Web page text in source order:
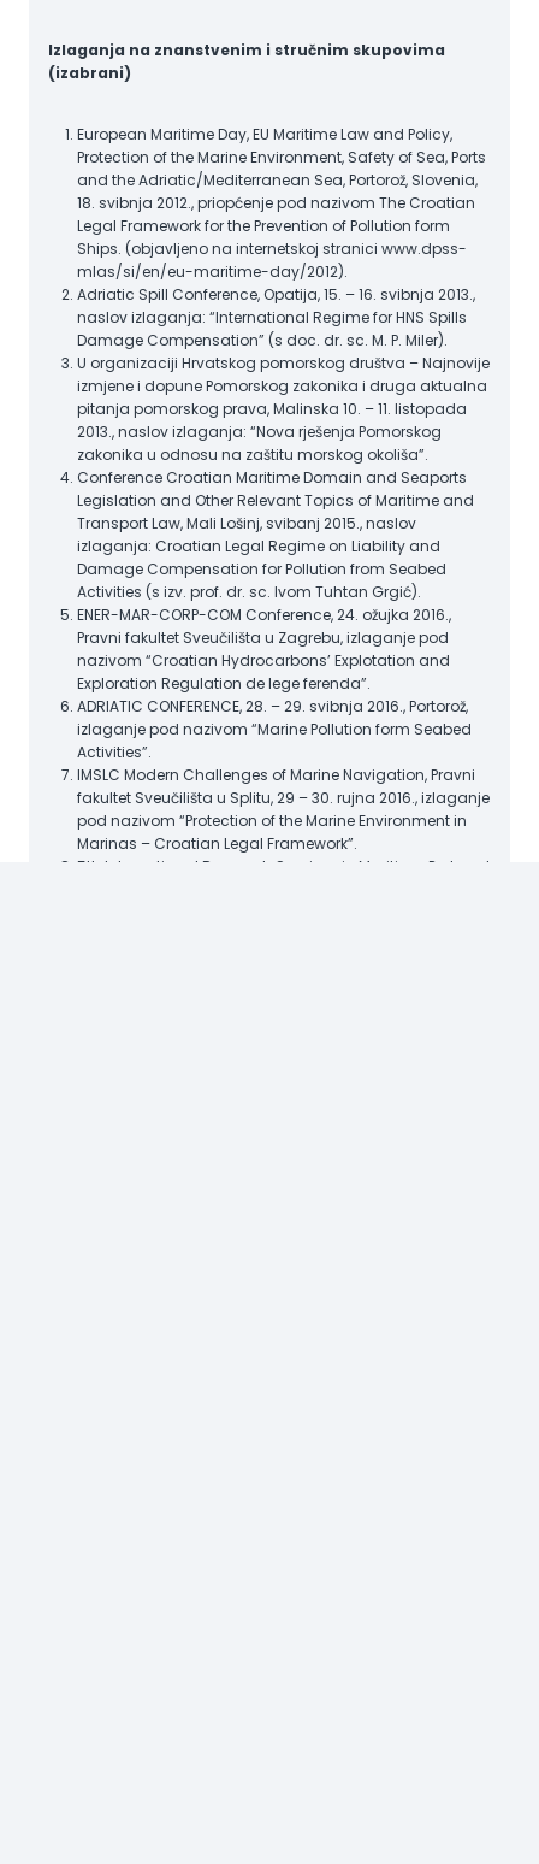
Izlaganja na znanstvenim i stručnim skupovima
(izabrani)
European Maritime Day, EU Maritime Law and Policy,
Protection of the Marine Environment, Safety of Sea, Ports
and the Adriatic/Mediterranean Sea, Portorož, Slovenia,
18. svibnja 2012., priopćenje pod nazivom The Croatian
Legal Framework for the Prevention of Pollution form
Ships. (objavljeno na internetskoj stranici www.dpss-
mlas/si/en/eu-maritime-day/2012).
Adriatic Spill Conference, Opatija, 15. – 16. svibnja 2013.,
naslov izlaganja: “International Regime for HNS Spills
Damage Compensation” (s doc. dr. sc. M. P. Miler).
U organizaciji Hrvatskog pomorskog društva – Najnovije
izmjene i dopune Pomorskog zakonika i druga aktualna
pitanja pomorskog prava, Malinska 10. – 11. listopada
2013., naslov izlaganja: “Nova rješenja Pomorskog
zakonika u odnosu na zaštitu morskog okoliša”.
Conference Croatian Maritime Domain and Seaports
Legislation and Other Relevant Topics of Maritime and
Transport Law, Mali Lošinj, svibanj 2015., naslov
izlaganja: Croatian Legal Regime on Liability and
Damage Compensation for Pollution from Seabed
Activities (s izv. prof. dr. sc. Ivom Tuhtan Grgić).
ENER-MAR-CORP-COM Conference, 24. ožujka 2016.,
Pravni fakultet Sveučilišta u Zagrebu, izlaganje pod
nazivom “Croatian Hydrocarbons’ Explotation and
Exploration Regulation de lege ferenda”.
ADRIATIC CONFERENCE, 28. – 29. svibnja 2016., Portorož,
izlaganje pod nazivom “Marine Pollution form Seabed
Activities”.
IMSLC Modern Challenges of Marine Navigation, Pravni
fakultet Sveučilišta u Splitu, 29 – 30. rujna 2016., izlaganje
pod nazivom “Protection of the Marine Environment in
Marinas – Croatian Legal Framework”.
5th International Research Seminar in Maritime, Port and